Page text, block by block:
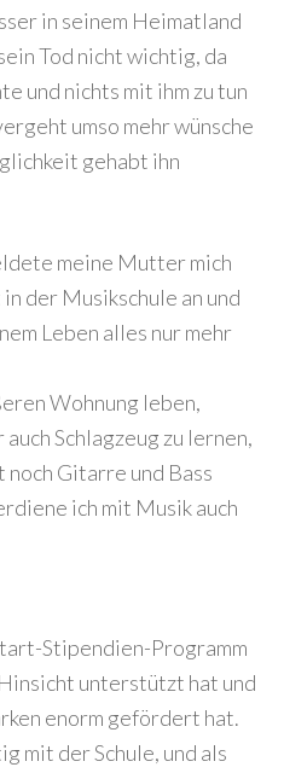
in seinem Heimatland
Tod nicht wichtig, da
und nichts mit ihm zu tun
umso mehr wünsche
gehabt ihn
meine Mutter mich
der Musikschule an und
Leben alles nur mehr
Wohnung leben,
Schlagzeug zu lernen,
Gitarre und Bass
ich mit Musik auch
Stipendien-Programm
unterstützt hat und
enorm gefördert hat.
mit der Schule, und als